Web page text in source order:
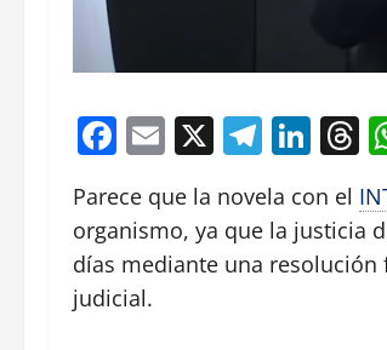
Facebook
Email
X
Parece que la novela con el
organismo, ya que la justicia
días mediante una
judicial.